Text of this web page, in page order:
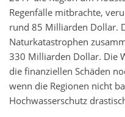
Regenfälle mitbrachte,
rund 85 Milliarden Dollar.
Naturkatastrophen
330 Milliarden Dollar. Die
die finanziellen Schäden
wenn die Regionen nicht
Hochwasserschutz